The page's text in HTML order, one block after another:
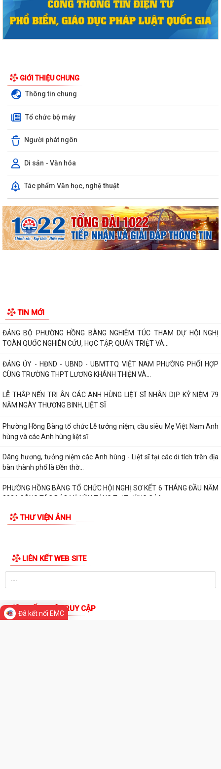
GIỚI THIỆU CHUNG
Thông tin chung
Tổ chức bộ máy
Người phát ngôn
Di sản - Văn hóa
Tác phẩm Văn học, nghệ thuật
TIN MỚI
Trường Tiểu học Đinh Tiên Hoàng (phường Hồng Bàng) tăng kiến thức,
kỹ năng phòng chống đuối nước...
Phường Hồng Bàng tập huấn kiến thức về an toàn thực phẩm cho các
cơ sở kinh doanh dịch vụ ăn uống,...
HỘI NGƯỜI CAO TUỔI PHƯỜNG HỒNG BÀNG TỔ CHỨC HỘI NGHỊ SƠ
KẾT CÔNG TÁC HỘI 6 THÁNG ĐẦU NĂM 2026
ĐẢNG BỘ PHƯỜNG HỒNG BÀNG NGHIÊM TÚC THAM DỰ HỘI NGHỊ
TOÀN QUỐC NGHIÊN CỨU, HỌC TẬP, QUÁN TRIỆT VÀ...
ĐẢNG ỦY - HĐND - UBND - UBMTTQ VIỆT NAM PHƯỜNG PHỐI HỢP
CÙNG TRƯỜNG THPT LƯƠNG KHÁNH THIỆN VÀ...
LỄ THẮP NẾN TRI ÂN CÁC ANH HÙNG LIỆT SĨ NHÂN DỊP KỶ NIỆM 79
NĂM NGÀY THƯƠNG BINH, LIỆT SĨ
hùng và các Anh hùng liệt sĩ
PHƯỜNG HỒNG BÀNG TỔ CHỨC HỘI NGHỊ SƠ KẾT 6 THÁNG ĐẦU NĂM
thương binh, thân nhân liệt sỹ CAND
Đã kết nối EMC